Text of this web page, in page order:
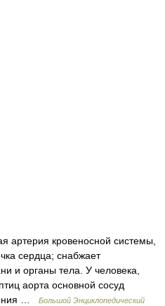
артерия кровеносной системы,
сердца; снабжает
и органы тела. У человека,
аорта основной сосуд
…
Большой Энциклопедический